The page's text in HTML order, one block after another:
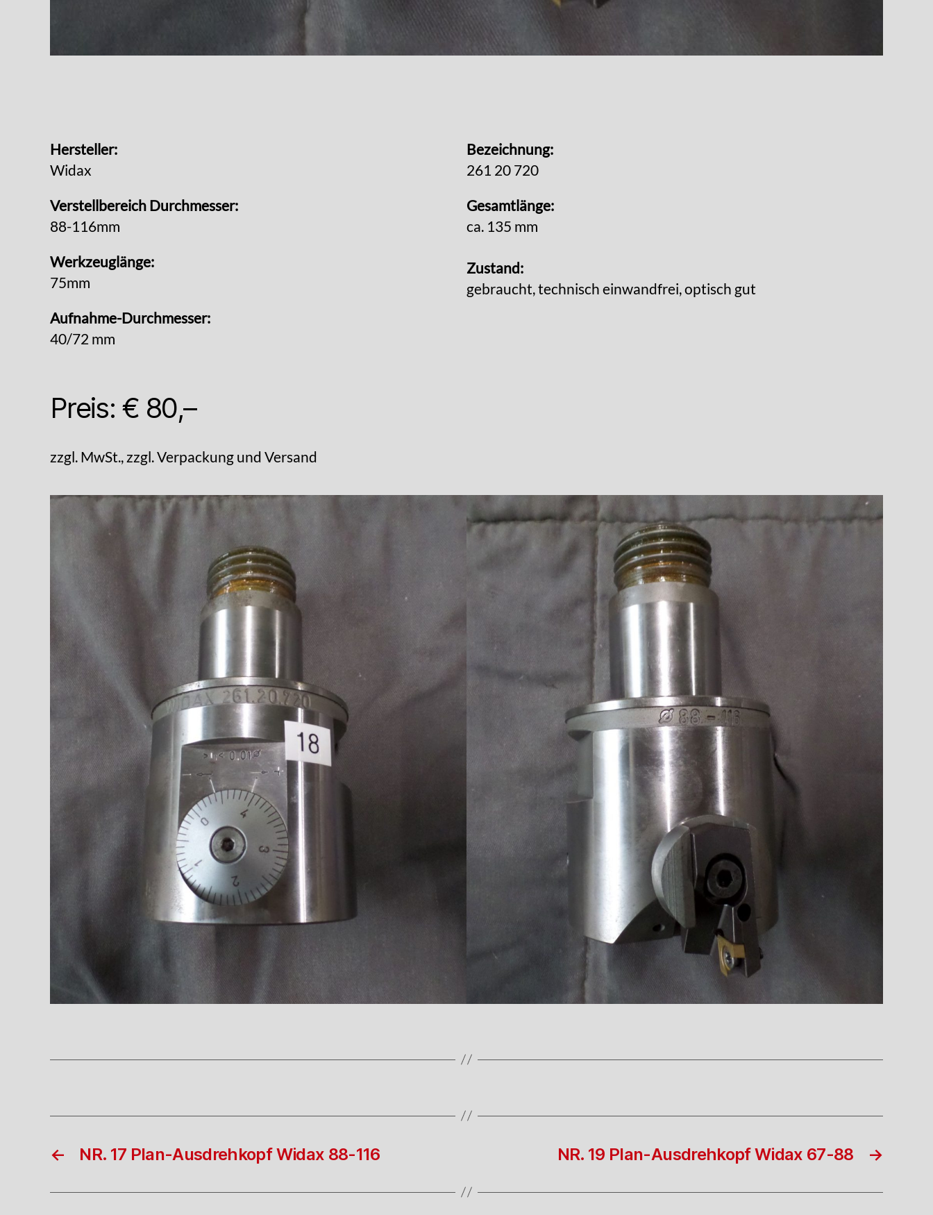
Hersteller:
Widax
Verstellbereich Durchmesser:
88-116mm
Werkzeuglänge:
75mm
Aufnahme-Durchmesser:
40/72 mm
Bezeichnung:
261 20 720
Gesamtlänge:
ca. 135 mm
Zustand:
gebraucht, technisch einwandfrei, optisch gut
Preis: € 80,–
zzgl. MwSt., zzgl. Verpackung und Versand
← NR. 17 Plan-Ausdrehkopf Widax 88-116 →
NR. 19 Plan-Ausdrehkopf Widax 67-88